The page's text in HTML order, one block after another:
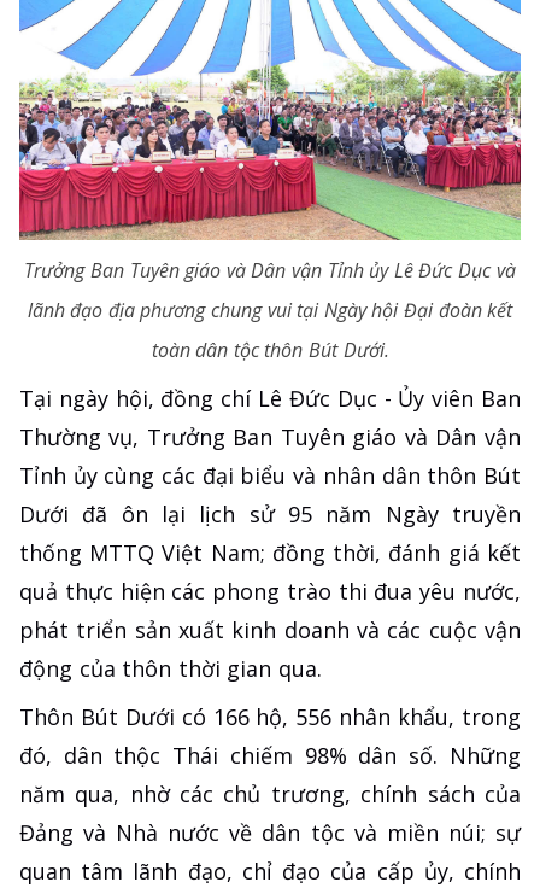
Trưởng Ban Tuyên giáo và Dân vận Tỉnh ủy Lê Đức Dục và
lãnh đạo địa phương chung vui tại Ngày hội Đại đoàn kết
toàn dân tộc thôn Bút Dưới.
Tại ngày hội, đồng chí Lê Đức Dục - Ủy viên Ban
Thường vụ, Trưởng Ban Tuyên giáo và Dân vận
Tỉnh ủy cùng các đại biểu và nhân dân thôn Bút
Dưới đã ôn lại lịch sử 95 năm Ngày truyền
thống MTTQ Việt Nam; đồng thời, đánh giá kết
quả thực hiện các phong trào thi đua yêu nước,
phát triển sản xuất kinh doanh và các cuộc vận
động của thôn thời gian qua.
Thôn Bút Dưới có 166 hộ, 556 nhân khẩu, trong
đó, dân thộc Thái chiếm 98% dân số. Những
năm qua, nhờ các chủ trương, chính sách của
Đảng và Nhà nước về dân tộc và miền núi; sự
quan tâm lãnh đạo, chỉ đạo của cấp ủy, chính